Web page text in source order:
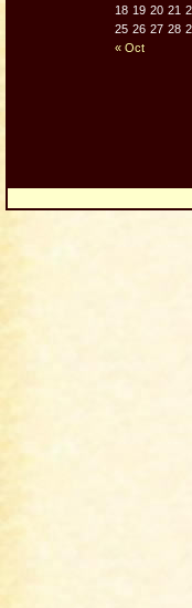
« Oct
18 19 20 21
25 26 27 28